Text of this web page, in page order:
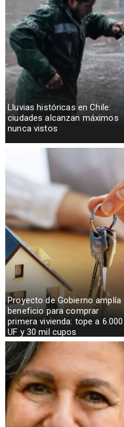
Lluvias históricas en Chile:
ciudades alcanzan máximos
nunca vistos
Proyecto de Gobierno amplía
beneficio para comprar
primera vivienda: tope a 6.000
UF y 30 mil cupos